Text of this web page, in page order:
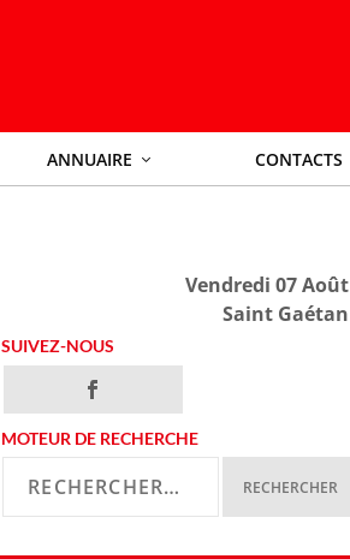
ANNUAIRE CONTACTS
Vendredi 07 Août
Saint Gaétan
SUIVEZ-NOUS
MOTEUR DE RECHERCHE